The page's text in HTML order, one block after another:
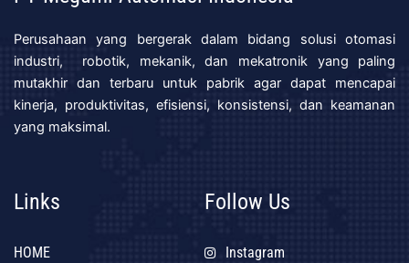
Perusahaan yang bergerak dalam bidang solusi otomasi
industri, robotik, mekanik, dan mekatronik yang paling
mutakhir dan terbaru untuk pabrik agar dapat mencapai
kinerja, produktivitas, efisiensi, konsistensi, dan keamanan
yang maksimal.
Links
HOME
Follow Us
Instagram